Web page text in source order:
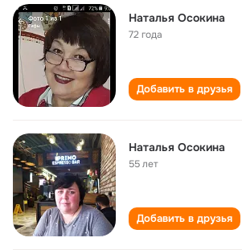
Наталья Осокина
72 года
Добавить в друзья
Наталья Осокина
55 лет
Добавить в друзья